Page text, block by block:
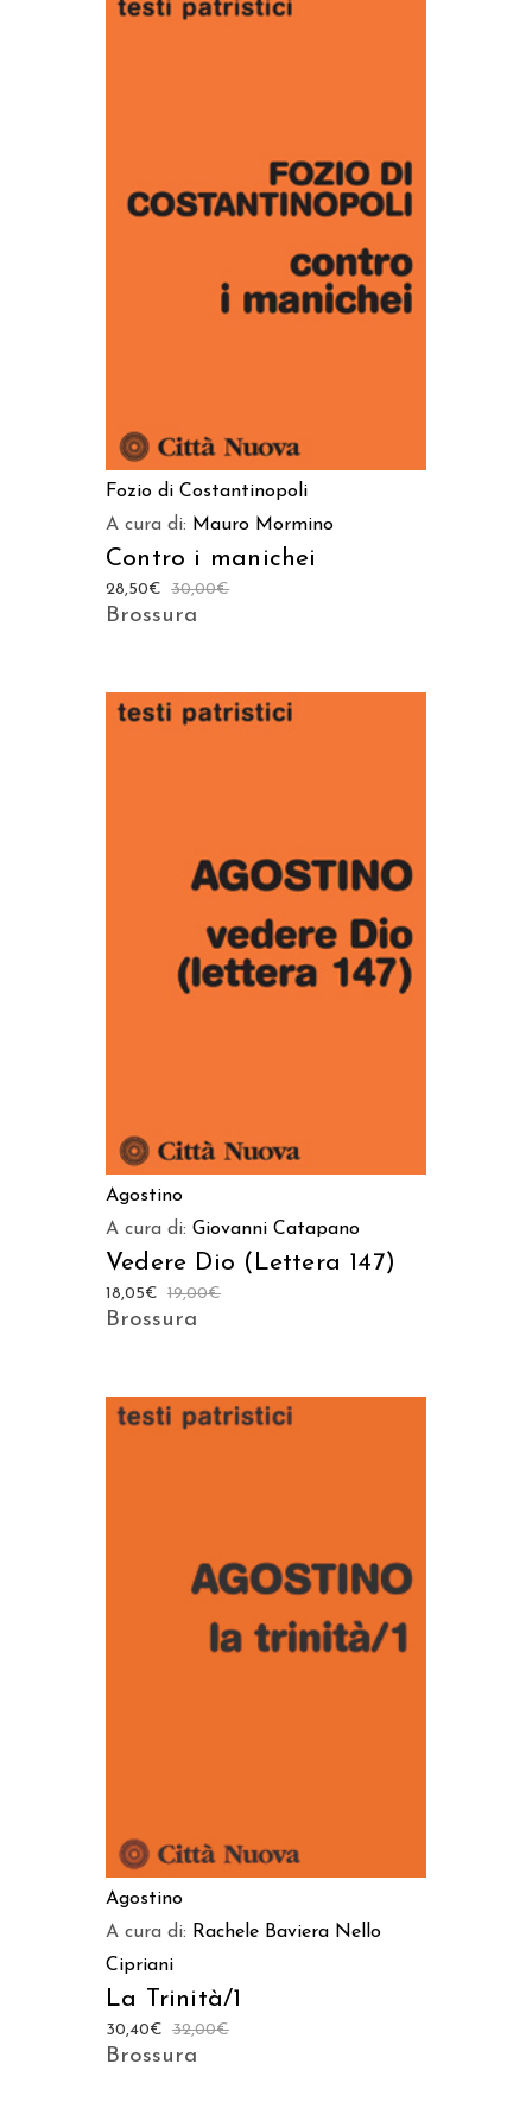
Fozio di Costantinopoli
A cura di: Mauro Mormino
Contro i manichei
30,00€
28,50€
Brossura
AGGIUNGI AL CARRELLO
Agostino
A cura di: Giovanni Catapano
Vedere Dio (Lettera 147)
19,00€
18,05€
Brossura
AGGIUNGI AL CARRELLO
Agostino
A cura di: Rachele Baviera Nello
Cipriani
La Trinità/1
32,00€
30,40€
Brossura